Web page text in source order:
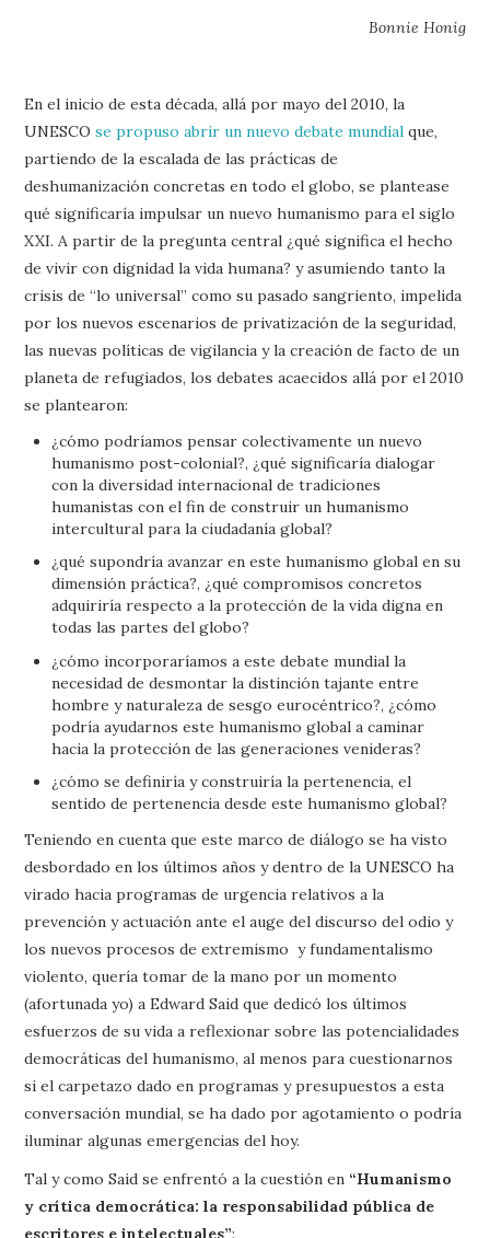
Bonnie Honig
En el inicio de esta década, allá por mayo del 2010, la
UNESCO se propuso abrir un nuevo debate mundial que,
partiendo de la escalada de las prácticas de
deshumanización concretas en todo el globo, se plantease
qué significaría impulsar un nuevo humanismo para el siglo
XXI. A partir de la pregunta central ¿qué significa el hecho
de vivir con dignidad la vida humana? y asumiendo tanto la
crisis de “lo universal” como su pasado sangriento, impelida
por los nuevos escenarios de privatización de la seguridad,
las nuevas políticas de vigilancia y la creación de facto de un
planeta de refugiados, los debates acaecidos allá por el 2010
se plantearon:
¿cómo podríamos pensar colectivamente un nuevo
humanismo post-colonial?, ¿qué significaría dialogar
con la diversidad internacional de tradiciones
humanistas con el fin de construir un humanismo
intercultural para la ciudadanía global?
¿qué supondría avanzar en este humanismo global en su
dimensión práctica?, ¿qué compromisos concretos
adquiriría respecto a la protección de la vida digna en
todas las partes del globo?
¿cómo incorporaríamos a este debate mundial la
necesidad de desmontar la distinción tajante entre
hombre y naturaleza de sesgo eurocéntrico?, ¿cómo
podría ayudarnos este humanismo global a caminar
hacia la protección de las generaciones venideras?
¿cómo se definiría y construiría la pertenencia, el
sentido de pertenencia desde este humanismo global?
Teniendo en cuenta que este marco de diálogo se ha visto
desbordado en los últimos años y dentro de la UNESCO ha
virado hacia programas de urgencia relativos a la
prevención y actuación ante el auge del discurso del odio y
los nuevos procesos de extremismo y fundamentalismo
violento, quería tomar de la mano por un momento
(afortunada yo) a Edward Said que dedicó los últimos
esfuerzos de su vida a reflexionar sobre las potencialidades
democráticas del humanismo, al menos para cuestionarnos
si el carpetazo dado en programas y presupuestos a esta
conversación mundial, se ha dado por agotamiento o podría
iluminar algunas emergencias del hoy.
Tal y como Said se enfrentó a la cuestión en “Humanismo
y crítica democrática: la responsabilidad pública de
escritores e intelectuales”: